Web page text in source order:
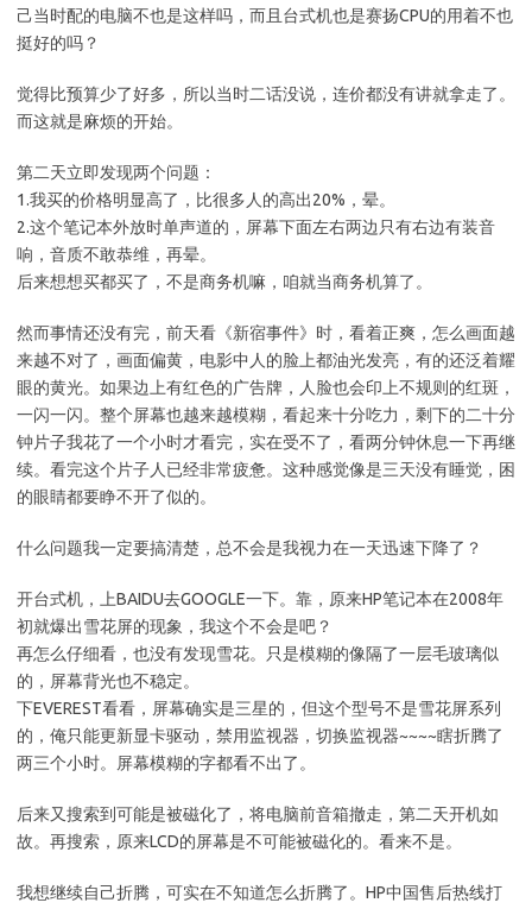
己当时配的电脑不也是这样吗，而且台式机也是赛扬CPU的用着不也
挺好的吗？
觉得比预算少了好多，所以当时二话没说，连价都没有讲就拿走了。
而这就是麻烦的开始。
第二天立即发现两个问题：
1.我买的价格明显高了，比很多人的高出20%，晕。
2.这个笔记本外放时单声道的，屏幕下面左右两边只有右边有装音
响，音质不敢恭维，再晕。
后来想想买都买了，不是商务机嘛，咱就当商务机算了。
然而事情还没有完，前天看《新宿事件》时，看着正爽，怎么画面越
来越不对了，画面偏黄，电影中人的脸上都油光发亮，有的还泛着耀
眼的黄光。如果边上有红色的广告牌，人脸也会印上不规则的红斑，
一闪一闪。整个屏幕也越来越模糊，看起来十分吃力，剩下的二十分
钟片子我花了一个小时才看完，实在受不了，看两分钟休息一下再继
续。看完这个片子人已经非常疲惫。这种感觉像是三天没有睡觉，困
的眼睛都要睁不开了似的。
什么问题我一定要搞清楚，总不会是我视力在一天迅速下降了？
开台式机，上BAIDU去GOOGLE一下。靠，原来HP笔记本在2008年
初就爆出雪花屏的现象，我这个不会是吧？
再怎么仔细看，也没有发现雪花。只是模糊的像隔了一层毛玻璃似
的，屏幕背光也不稳定。
下EVEREST看看，屏幕确实是三星的，但这个型号不是雪花屏系列
的，俺只能更新显卡驱动，禁用监视器，切换监视器~~~~瞎折腾了
两三个小时。屏幕模糊的字都看不出了。
后来又搜索到可能是被磁化了，将电脑前音箱撤走，第二天开机如
故。再搜索，原来LCD的屏幕是不可能被磁化的。看来不是。
我想继续自己折腾，可实在不知道怎么折腾了。HP中国售后热线打